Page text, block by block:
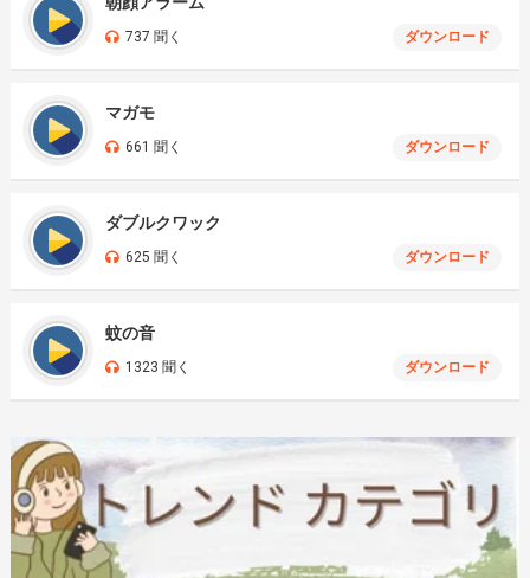
737 聞く ダウンロード
マガモ
661 聞く ダウンロード
ダブルクワック
625 聞く ダウンロード
蚊の音
1323 聞く ダウンロード